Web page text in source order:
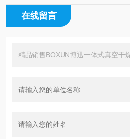
在线留言